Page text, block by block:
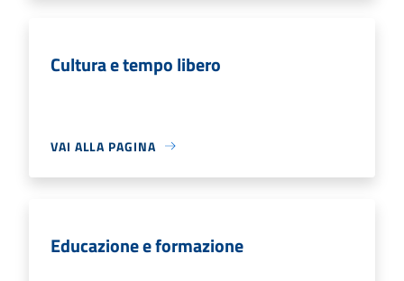
Cultura e tempo libero
VAI ALLA PAGINA
Educazione e formazione